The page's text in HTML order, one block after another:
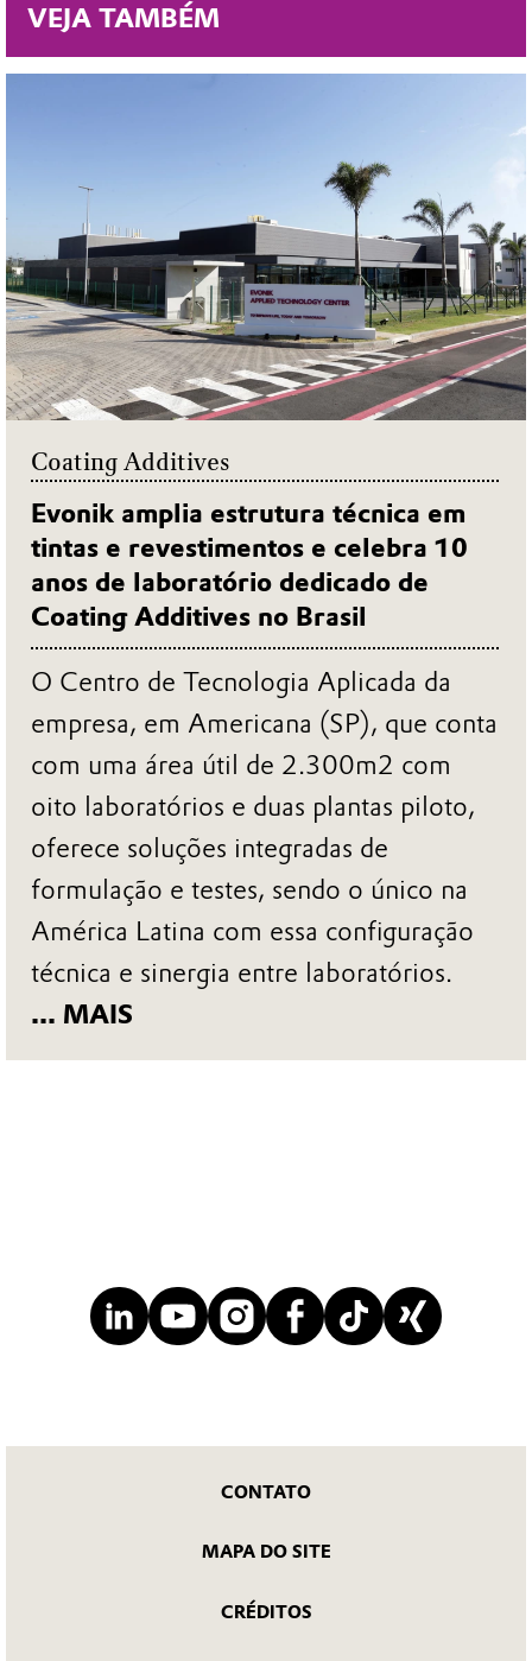
VEJA TAMBÉM
Coating Additives
Evonik amplia estrutura técnica em
tintas e revestimentos e celebra 10
anos de laboratório dedicado de
Coating Additives no Brasil
O Centro de Tecnologia Aplicada da
empresa, em Americana (SP), que conta
com uma área útil de 2.300m2 com
oito laboratórios e duas plantas piloto,
oferece soluções integradas de
formulação e testes, sendo o único na
América Latina com essa configuração
técnica e sinergia entre laboratórios.
... MAIS
CONTATO
MAPA DO SITE
CRÉDITOS